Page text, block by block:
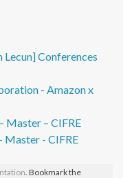
Lecun] Conferences
- Amazon x
Master – CIFRE
- CIFRE
. Bookmark the